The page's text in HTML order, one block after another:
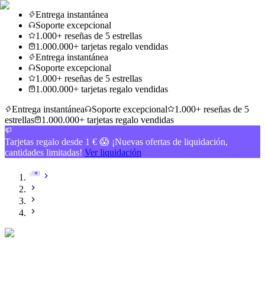
Entrega instantánea
Soporte excepcional
1.000+ reseñas de 5 estrellas
1.000.000+ tarjetas regalo vendidas
Entrega instantánea
Soporte excepcional
1.000+ reseñas de 5 estrellas
1.000.000+ tarjetas regalo vendidas
Entrega instantánea
Soporte excepcional
1.000+ reseñas de 5
estrellas
1.000.000+ tarjetas regalo vendidas
Tarjetas regalo desde 1 € 😱 ¡Nuevas ofertas de liquidación,
cantidades limitadas! Ver liquidación